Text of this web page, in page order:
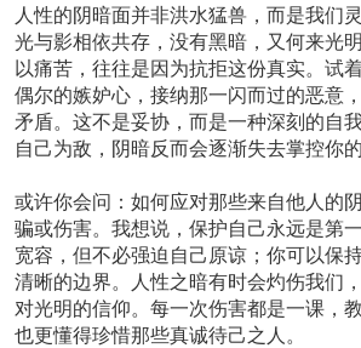
人性的阴暗面并非洪水猛兽，而是我们
光与影相依共存，没有黑暗，又何来光
以痛苦，往往是因为抗拒这份真实。试
偶尔的嫉妒心，接纳那一闪而过的恶意
矛盾。这不是妥协，而是一种深刻的自
自己为敌，阴暗反而会逐渐失去掌控你的
或许你会问：如何应对那些来自他人的
骗或伤害。我想说，保护自己永远是第
宽容，但不必强迫自己原谅；你可以保
清晰的边界。人性之暗有时会灼伤我们
对光明的信仰。每一次伤害都是一课，
也更懂得珍惜那些真诚待己之人。